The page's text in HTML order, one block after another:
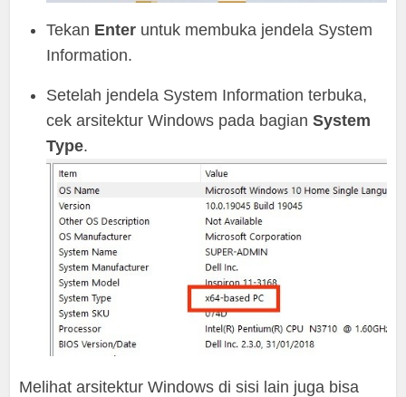
Tekan Enter untuk membuka jendela System
Information.
Setelah jendela System Information terbuka,
cek arsitektur Windows pada bagianSystem
Type.
Melihat arsitektur Windows di sisi lain juga bisa